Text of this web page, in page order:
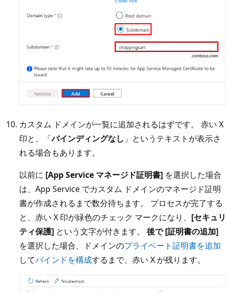
カスタム ドメインが一覧に追加されるはずです。 赤い X
印と、「バインディングなし 」というテキストが表示さ
れる場合もあります。
以前に [App Service マネージド証明書] を選択した場合
は、App Service でカスタム ドメインのマネージド証明
書が作成されるまで数分待ちます。 プロセスが完了する
と、赤い X 印が緑色のチェック マークになり、 [セキュリ
ティ保護] という文字が付きます。 後で [証明書の追加]
を選択した場合、ドメインのプライベート証明書を追加
してバインドを構成するまで、赤い X が残ります。